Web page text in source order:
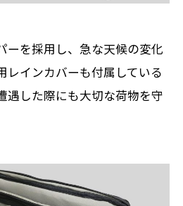
ーを採用し、急な天候の変化
レインカバーも付属している
遇した際にも大切な荷物を守